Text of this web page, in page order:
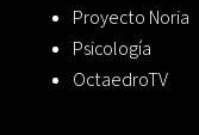
Proyecto Noria
Psicología
OctaedroTV